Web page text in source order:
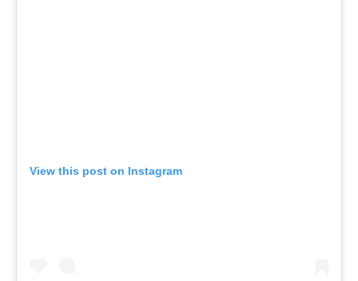
View this post on Instagram